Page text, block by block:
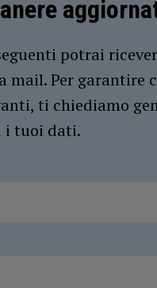
potrai
Per garantire
ti chiediamo
i tuoi dati.